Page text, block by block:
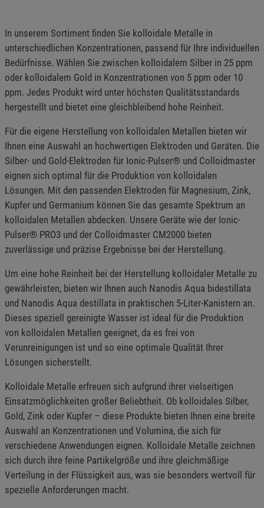
In unserem Sortiment finden Sie kolloidale Metalle in
unterschiedlichen Konzentrationen, passend für Ihre individuellen
Bedürfnisse. Wählen Sie zwischen kolloidalem Silber in 25 ppm
oder kolloidalem Gold in Konzentrationen von 5 ppm oder 10
ppm. Jedes Produkt wird unter höchsten Qualitätsstandards
hergestellt und bietet eine gleichbleibend hohe Reinheit.
Für die eigene Herstellung von kolloidalen Metallen bieten wir
Ihnen eine Auswahl an hochwertigen Elektroden und Geräten. Die
Silber- und Gold-Elektroden für Ionic-Pulser® und Colloidmaster
eignen sich optimal für die Produktion von kolloidalen
Lösungen. Mit den passenden Elektroden für Magnesium, Zink,
Kupfer und Germanium können Sie das gesamte Spektrum an
kolloidalen Metallen abdecken. Unsere Geräte wie der Ionic-
Pulser® PRO3 und der Colloidmaster CM2000 bieten
zuverlässige und präzise Ergebnisse bei der Herstellung.
Um eine hohe Reinheit bei der Herstellung kolloidaler Metalle zu
gewährleisten, bieten wir Ihnen auch Nanodis Aqua bidestillata
und Nanodis Aqua destillata in praktischen 5-Liter-Kanistern an.
Dieses speziell gereinigte Wasser ist ideal für die Produktion
von kolloidalen Metallen geeignet, da es frei von
Verunreinigungen ist und so eine optimale Qualität Ihrer
Lösungen sicherstellt.
Kolloidale Metalle erfreuen sich aufgrund ihrer vielseitigen
Einsatzmöglichkeiten großer Beliebtheit. Ob kolloidales Silber,
Gold, Zink oder Kupfer – diese Produkte bieten Ihnen eine breite
Auswahl an Konzentrationen und Volumina, die sich für
verschiedene Anwendungen eignen. Kolloidale Metalle zeichnen
sich durch ihre feine Partikelgröße und ihre gleichmäßige
Verteilung in der Flüssigkeit aus, was sie besonders wertvoll für
spezielle Anforderungen macht.